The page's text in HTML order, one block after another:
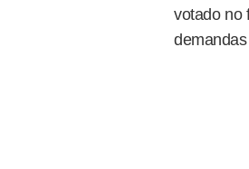
votado no